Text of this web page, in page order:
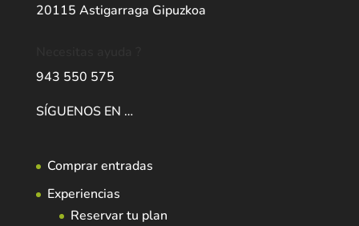
20115 Astigarraga Gipuzkoa
943 550 575
SÍGUENOS EN …
Comprar entradas
Experiencias
Reservar tu plan